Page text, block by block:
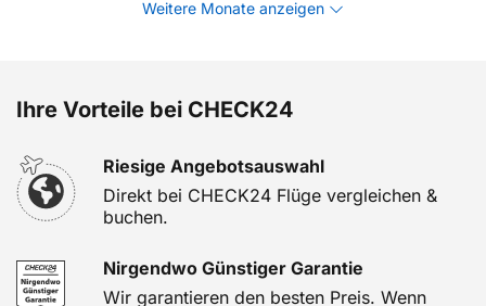
Weitere Monate anzeigen
Ihre Vorteile bei CHECK24
Riesige Angebotsauswahl
Direkt bei CHECK24 Flüge vergleichen &
buchen.
Nirgendwo Günstiger Garantie
Wir garantieren den besten Preis. Wenn